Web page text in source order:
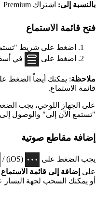
بالنسبة إلى: اشتراك Premium
فتح قائمة الاستماع
اضغط على شريط
اضغط على
في
ملاحظة: يمكنك أيضاً الضغط
قائمة الاستماع.
على الجهاز اللوحي، يجب
"تستمع الآن إلى" والوصول إلى
إضافة مقاطع صوتية
يجب الضغط على (iOS) /
على إضافة إلى قائمة الاستماع
أو يمكنك السحب لجهة اليسار